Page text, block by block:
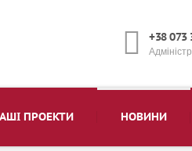
+38 073
ПРОЕКТИ НОВИНИ